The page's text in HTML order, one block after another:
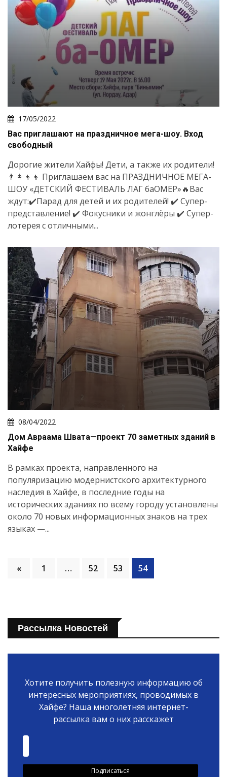
17/05/2022
Вас приглашают на праздничное мега-шоу. Вход
свободный
Дорогие жители Хайфы! Дети, а также их родители!
👨‍👩‍👦‍👦 Приглашаем вас на ПРАЗДНИЧНОЕ МЕГА-
ШОУ «ДЕТСКИЙ ФЕСТИВАЛЬ ЛАГ баОМЕР»🔥Вас
ждут:✔️Парад для детей и их родителей! ✔️ Супер-
представление! ✔️ Фокусники и жонглёры ✔️ Супер-
лотерея с отличными...
08/04/2022
Дом Авраама Швата—проект 70 заметных зданий в
Хайфе
В рамках проекта, направленного на
популяризацию модернистского архитектурного
наследия в Хайфе, в последние годы на
исторических зданиях по всему городу установлены
около 70 новых информационных знаков на трех
языках —...
« 1 … 52 53 54
Рассылка Новостей
Хотите получить полезную информацию об
интересных мероприятиях, проводимых в
Хайфе? Наша многолетняя интернет-
рассылка вам о них расскажет